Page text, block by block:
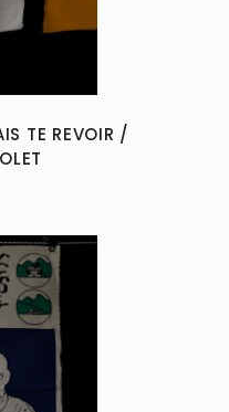
TE REVOIR /